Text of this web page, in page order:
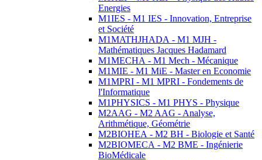
Energies
M1IES - M1 IES - Innovation, Entreprise
et Société
M1MATHJHADA - M1 MJH -
Mathématiques Jacques Hadamard
M1MECHA - M1 Mech - Mécanique
M1MIE - M1 MiE - Master en Economie
M1MPRI - M1 MPRI - Fondements de
l'Informatique
M1PHYSICS - M1 PHYS - Physique
M2AAG - M2 AAG - Analyse,
Arithmétique, Géométrie
M2BIOHEA - M2 BH - Biologie et Santé
M2BIOMECA - M2 BME - Ingénierie
BioMédicale